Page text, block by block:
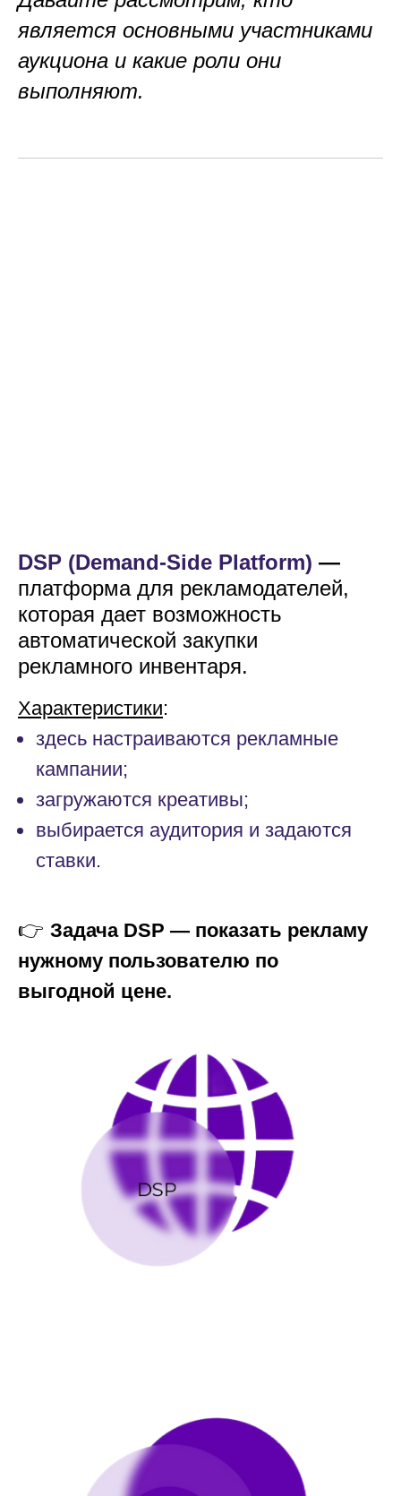
является основными участниками
аукциона и какие роли они
выполняют.
DSP (Demand-Side Platform) —
платформа для рекламодателей,
которая дает возможность
автоматической закупки
рекламного инвентаря.
Характеристики:
здесь настраиваются рекламные
кампании;
загружаются креативы;
выбирается аудитория и задаются
ставки.
👉 Задача DSP — показать рекламу
нужному пользователю по
выгодной цене.